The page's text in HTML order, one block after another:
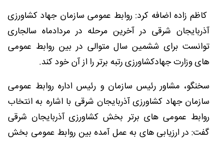
کاظم زاده اضافه کرد: روابط عمومی سازمان جهاد کشاورزی
آذربایجان شرقی در آخرین مرحله در مردادماه سالجاری
توانست برای ششمین سال متوالی در بین روابط عمومی
های وزارت جهادکشاورزی رتبه برتر را از آن خود کند.
سخنگو، مشاور رئیس سازمان و رئیس اداره روابط عمومی
سازمان جهاد کشاورزی آذربایجان شرقی با اشاره به انتخاب
روابط عمومی های برتر بخش کشاورزی آذربایجان شرقی
گفت: در ارزیابی های به عمل آمده بین روابط عمومی بخش